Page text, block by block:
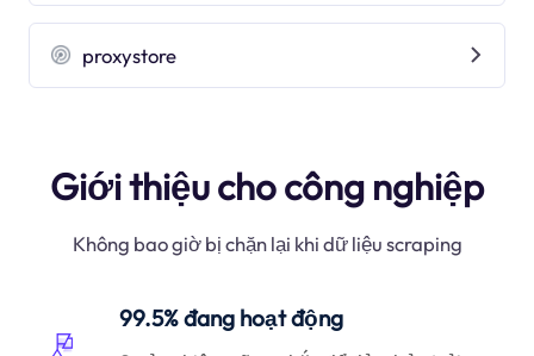
proxystore
Giới thiệu cho công nghiệp
Không bao giờ bị chặn lại khi dữ liệu scraping
99.5% đang hoạt động